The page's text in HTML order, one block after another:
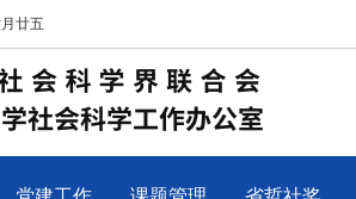
廿五